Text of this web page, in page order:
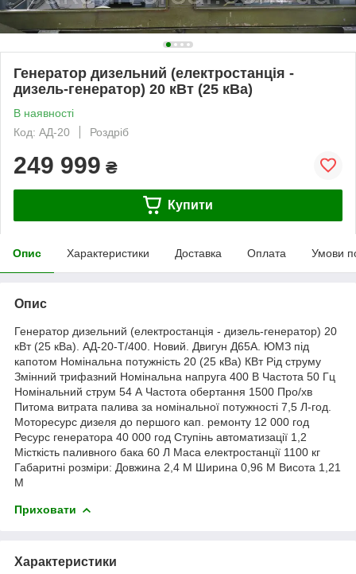
Генератор дизельний (електростанція -
дизель-генератор) 20 кВт (25 кВа)
В наявності
Код: АД-20
Роздріб
249 999 ₴
Купити
Опис Характеристики Доставка Оплата Умови
Опис
Генератор дизельний (електростанція - дизель-генератор) 20
кВт (25 кВа). АД-20-Т/400. Новий. Двигун Д65А. ЮМЗ під
капотом Номінальна потужність 20 (25 кВа) КВт Рід струму
Змінний трифазний Номінальна напруга 400 В Частота 50 Гц
Номінальний струм 54 А Частота обертання 1500 Про/хв
Питома витрата палива за номінальної потужності 7,5 Л-год.
Моторесурс дизеля до першого кап. ремонту 12 000 год
Ресурс генератора 40 000 год Ступінь автоматизації 1,2
Місткість паливного бака 60 Л Маса електростанції 1100 кг
Габаритні розміри: Довжина 2,4 М Ширина 0,96 М Висота 1,21
М
Приховати
Характеристики